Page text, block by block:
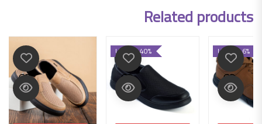
Related products
UP TO -6%
UP TO -40%